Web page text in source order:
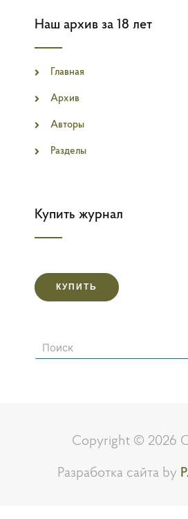
Наш архив за 18 лет
Главная
Архив
Авторы
Разделы
Купить журнал
КУПИТЬ
Copyright © 2026
Разработка сайта by